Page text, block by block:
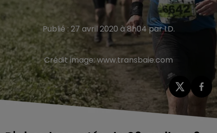
Publié : 27 avril 2020 à 8h04 par I.D.
Crédit image:www.transbaie.com